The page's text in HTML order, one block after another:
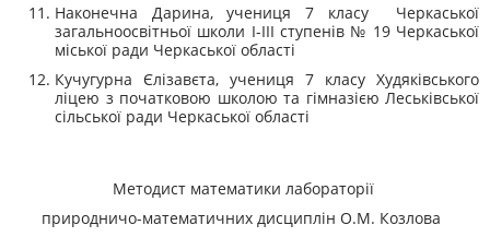
Наконечна Дарина, учениця 7 класу Черкаської
загальноосвітньої школи І-III ступенів № 19 Черкаської
міської ради Черкаської області
Кучугурна Єлізавєта, учениця 7 класу Худяківського
ліцею з початковою школою та гімназією Леськівської
сільської ради Черкаської області
Методист математики лабораторії
природничо-математичних дисциплін О.М. Козлова